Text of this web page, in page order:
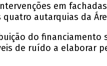
em
quatro autarquias da
do
de ruído a elaborar